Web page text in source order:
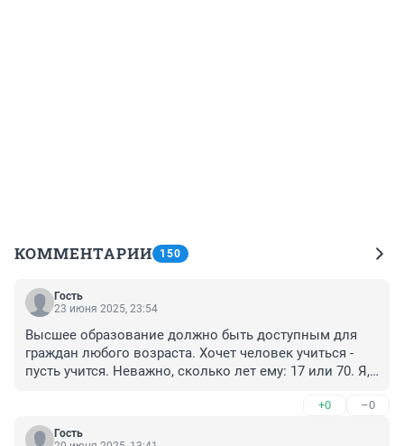
КОММЕНТАРИИ 150
Гость
23 июня 2025, 23:54
Высшее образование должно быть доступным для
граждан любого возраста. Хочет человек учиться -
пусть учится. Неважно, сколько лет ему: 17 или 70. Я,
ориентированы на результат. В нынешней России - на
+0 –0
Гость